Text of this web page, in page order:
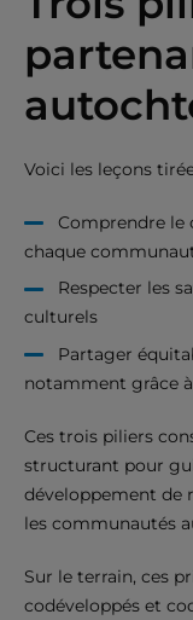
Voici les leçons
Comprendre le
chaque
Respecter les
culturels
Partager
notamment grâce
Ces trois piliers
structurant pour
développement de
les communautés
Sur le terrain, ces
codéveloppés et